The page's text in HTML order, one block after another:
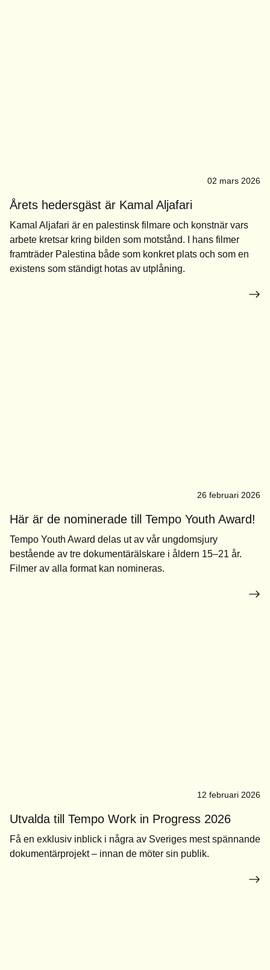
02 mars 2026
Årets hedersgäst är Kamal Aljafari
Kamal Aljafari är en palestinsk filmare och konstnär vars
arbete kretsar kring bilden som motstånd. I hans filmer
framträder Palestina både som konkret plats och som en
existens som ständigt hotas av utplåning.
26 februari 2026
Här är de nominerade till Tempo Youth Award!
Tempo Youth Award delas ut av vår ungdomsjury
bestående av tre dokumentärälskare i åldern 15–21 år.
Filmer av alla format kan nomineras.
12 februari 2026
Utvalda till Tempo Work in Progress 2026
Få en exklusiv inblick i några av Sveriges mest spännande
dokumentärprojekt – innan de möter sin publik.